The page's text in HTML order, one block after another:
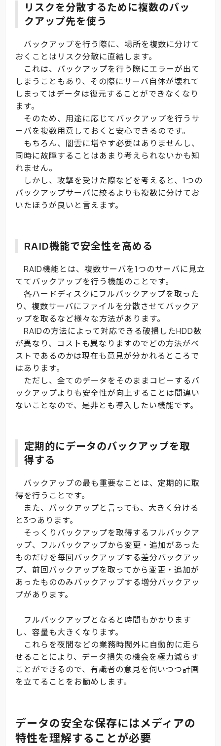
リスクを分散するために複数のバッ
クアップ先を使う
バックアップを行う際に、場所を複数に分けて
おくことはリスク分散に直結します。
これは、バックアップを行う際にエラーが出て
しまうこともあり、その際にサーバ自体が壊れて
しまってはデータは復元することができなくなり
ます。
そのため、用途に応じてバックアップを行うサ
ーバを複数用意しておくと安心できるのです。
もちろん、闇雲に増やす必要はありませんし、
同時に故障することはあまり考えられないかも知
れません。
しかし、攻撃を受けた際などを考えると、1つの
バックアップサーバに絞るよりも複数に分けてお
いたほうが良いと言えます。
RAID機能で安全性を高める
RAID機能とは、複数サーバを1つのサーバに見立
ててバックアップを行う機能のことです。
各ハードディスクにフルバックアップを取った
り、複数サーバにファイルを分散させてバックア
ップを取るなど様々な方法があります。
RAIDの方法によって対応できる破損したHDD数
が異なり、コストも異なりますのでどの方法がベ
ストであるのかは現在も意見が分かれるところで
はあります。
ただし、全てのデータをそのままコピーするバ
ックアップよりも安全性が向上することは間違い
ないことなので、是非とも導入したい機能です。
定期的にデータのバックアップを取
得する
バックアップの最も重要なことは、定期的に取
得を行うことです。
また、バックアップと言っても、大きく分ける
と3つあります。
そっくりバックアップを取得するフルバックア
ップ、フルバックアップから変更・追加があった
ものだけを毎回バックアップする差分バックアッ
プ、前回バックアップを取ってから変更・追加が
あったもののみバックアップする増分バックアッ
プがあります。
フルバックアップとなると時間もかかります
し、容量も大きくなります。
これらを夜間などの業務時間外に自動的に走ら
せることにより、データ損失の機会を極力減らす
ことができるので、有識者の意見を伺いつつ計画
を立てることをお勧めします。
データの安全な保存にはメディアの
特性を理解することが必要